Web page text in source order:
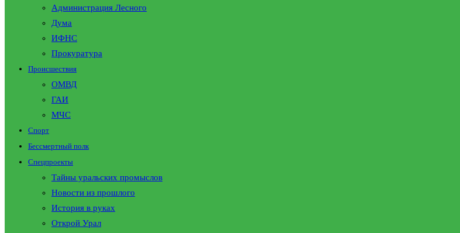
Администрация Лесного
Дума
ИФНС
Прокуратура
Происшествия
ОМВД
ГАИ
МЧС
Спорт
Бессмертный полк
Спецпроекты
Тайны уральских промыслов
Новости из прошлого
История в руках
Открой Урал